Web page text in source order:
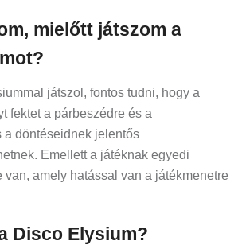
mielőtt játszom a
játszol, fontos tudni, hogy a
fektet a párbeszédre és a
a döntéseidnek jelentős
Emellett a játéknak egyedi
van, amely hatással van a játékmenetre
Disco Elysium?